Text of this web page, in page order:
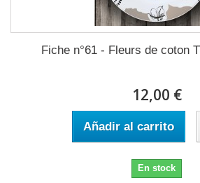
Fiche n°61 - Fleurs de coton
12,00 €
Añadir al carrito
En stock